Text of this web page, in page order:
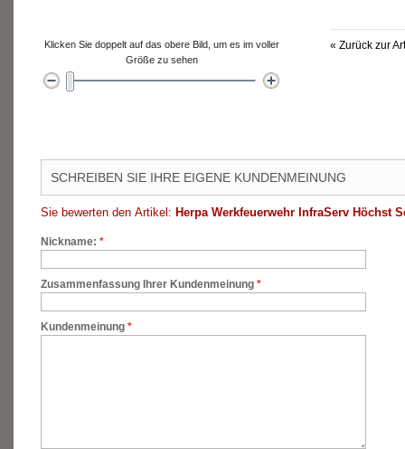
« Zurück zur
Klicken Sie doppelt auf das obere Bild, um es im voller
Größe zu sehen
SCHREIBEN SIE IHRE EIGENE KUNDENMEINUNG
Sie bewerten den Artikel: Herpa Werkfeuerwehr InfraServ Höchst
*
Nickname:
*
Zusammenfassung Ihrer Kundenmeinung
*
Kundenmeinung